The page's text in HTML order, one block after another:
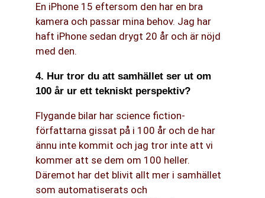
En iPhone 15 eftersom den har en bra
kamera och passar mina behov. Jag har
haft iPhone sedan drygt 20 år och är nöjd
med den.
4. Hur tror du att samhället ser ut om
100 år ur ett tekniskt perspektiv?
Flygande bilar har science fiction-
författarna gissat på i 100 år och de har
ännu inte kommit och jag tror inte att vi
kommer att se dem om 100 heller.
Däremot har det blivit allt mer i samhället
som automatiserats och